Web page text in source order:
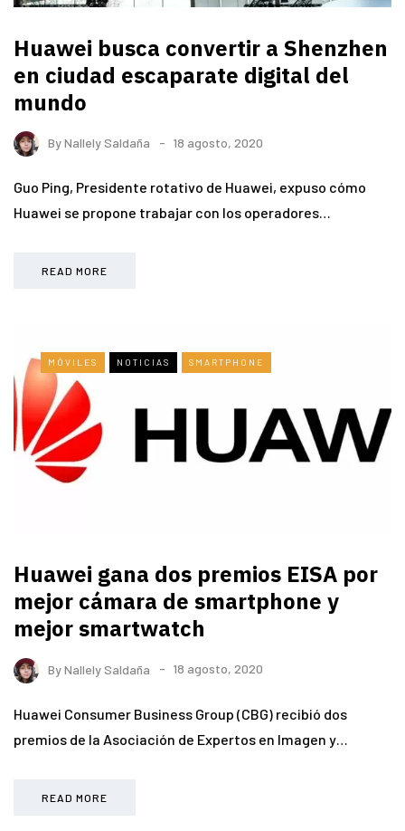
Huawei busca convertir a Shenzhen
en ciudad escaparate digital del
mundo
ByNallely Saldaña 18 agosto, 2020
Guo Ping, Presidente rotativo de Huawei, expuso cómo
Huawei se propone trabajar con los operadores…
READ MORE
MÓVILES NOTICIAS SMARTPHONE
Huawei gana dos premios EISA por
mejor cámara de smartphone y
mejor smartwatch
ByNallely Saldaña 18 agosto, 2020
Huawei Consumer Business Group (CBG) recibió dos
premios de la Asociación de Expertos en Imagen y…
READ MORE